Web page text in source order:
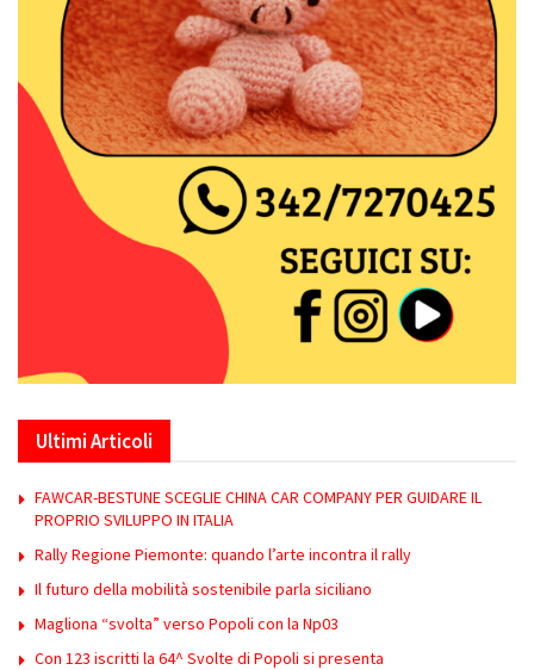
Ultimi Articoli
FAWCAR-BESTUNE SCEGLIE CHINA CAR COMPANY PER GUIDARE IL
PROPRIO SVILUPPO IN ITALIA
Rally Regione Piemonte: quando l’arte incontra il rally
Il futuro della mobilità sostenibile parla siciliano
Magliona “svolta” verso Popoli con la Np03
Con 123 iscritti la 64^ Svolte di Popoli si presenta